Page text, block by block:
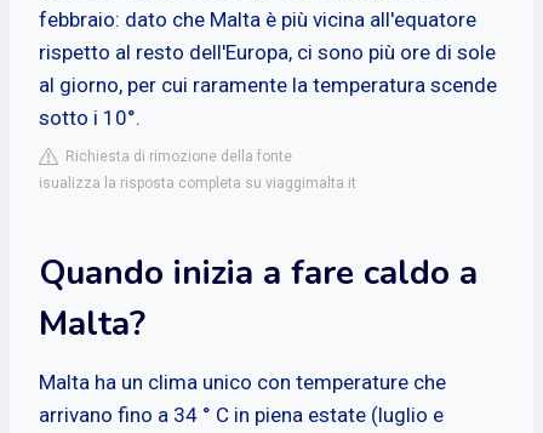
febbraio: dato che Malta è più vicina all'equatore
rispetto al resto dell'Europa, ci sono più ore di sole
al giorno, per cui raramente la temperatura scende
sotto i 10°.
Richiesta di rimozione della fonte
isualizza la risposta completa su viaggimalta.it
Quando inizia a fare caldo a
Malta?
Malta ha un clima unico con temperature che
arrivano fino a 34 ° C in piena estate (luglio e